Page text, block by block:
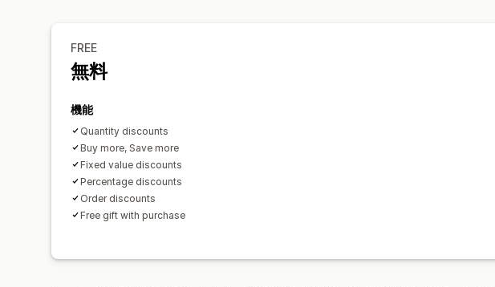
FREE
無料
機能
Quantity discounts
Buy more, Save more
Fixed value discounts
Percentage discounts
Order discounts
Free gift with purchase